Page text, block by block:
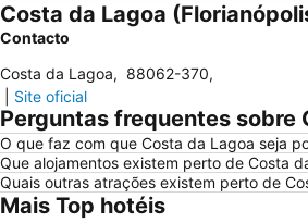
Costa da Lagoa
Contacto
Costa da Lagoa, 88062-370,
Site oficial
Perguntas frequentes sobre
O que faz com que Costa da Lagoa seja
Que alojamentos existem perto de Costa
Quais outras atrações existem perto de
Mais Top hotéis